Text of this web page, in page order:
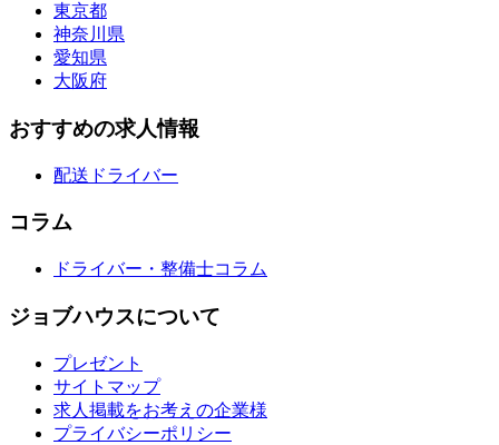
東京都
神奈川県
愛知県
大阪府
おすすめの求人情報
配送ドライバー
コラム
ドライバー・整備士コラム
ジョブハウスについて
プレゼント
サイトマップ
求人掲載をお考えの企業様
プライバシーポリシー